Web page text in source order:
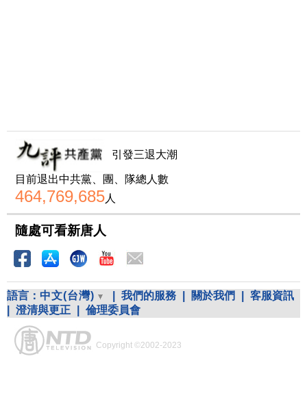
引發三退大潮
目前退出中共黨、團、隊總人數
464,769,685人
隨處可看新唐人
語言： 中文(台灣) 我們的服務 關於我們
客服資訊
澄清與更正 倫理委員會
Copyright ©2002-2023